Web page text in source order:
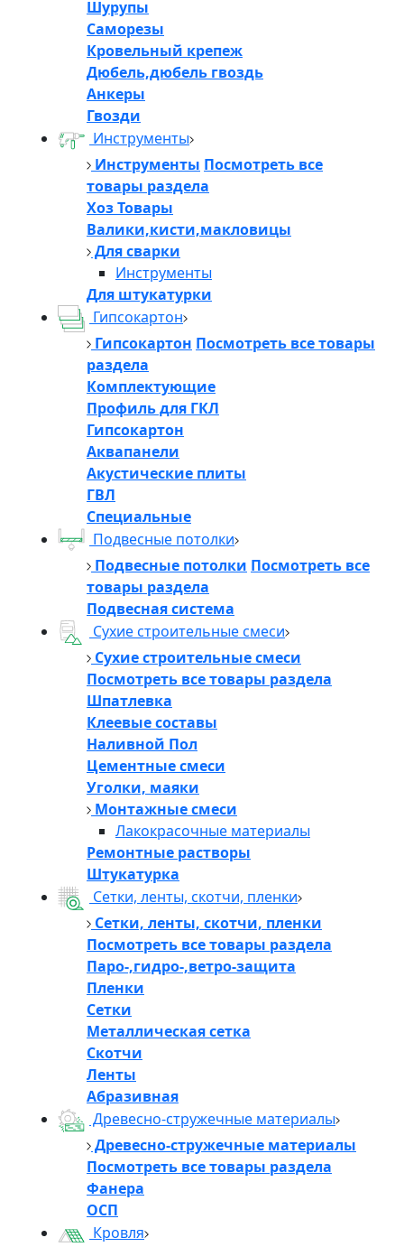
Шурупы
Саморезы
Кровельный крепеж
Дюбель,дюбель гвоздь
Анкеры
Гвозди
Инструменты
Инструменты Посмотреть все
товары раздела
Хоз Товары
Валики,кисти,макловицы
Для сварки
Инструменты
Для штукатурки
Гипсокартон
Гипсокартон Посмотреть все товары
раздела
Комплектующие
Профиль для ГКЛ
Гипсокартон
Аквапанели
Акустические плиты
ГВЛ
Специальные
Подвесные потолки
Подвесные потолки Посмотреть все
товары раздела
Подвесная система
Сухие строительные смеси
Сухие строительные смеси
Посмотреть все товары раздела
Шпатлевка
Клеевые составы
Наливной Пол
Цементные смеси
Уголки, маяки
Монтажные смеси
Лакокрасочные материалы
Ремонтные растворы
Штукатурка
Сетки, ленты, скотчи, пленки
Сетки, ленты, скотчи, пленки
Посмотреть все товары раздела
Паро-,гидро-,ветро-защита
Пленки
Сетки
Металлическая сетка
Скотчи
Ленты
Абразивная
Древесно-стружечные материалы
Древесно-стружечные материалы
Посмотреть все товары раздела
Фанера
ОСП
Кровля